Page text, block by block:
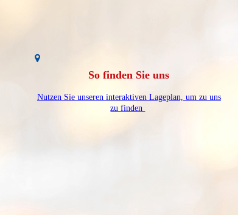
So finden Sie uns
Nutzen Sie unseren interaktiven Lageplan, um zu uns
zu finden